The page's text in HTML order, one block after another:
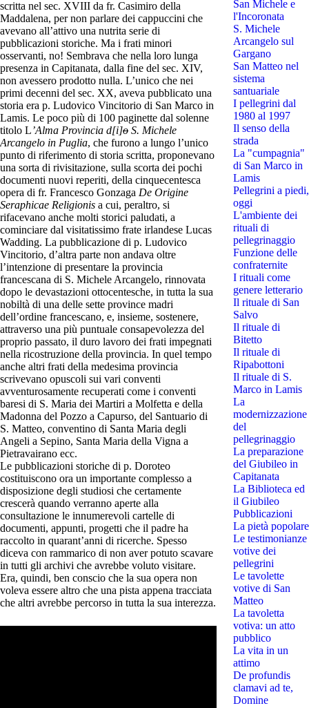
scritta nel sec. XVIII da fr. Casimiro della
Maddalena, per non parlare dei cappuccini che
avevano all’attivo una nutrita serie di
pubblicazioni storiche. Ma i frati minori
osservanti, no! Sembrava che nella loro lunga
presenza in Capitanata, dalla fine del sec. XIV,
non avessero prodotto nulla. L’unico che nei
primi decenni del sec. XX, aveva pubblicato una
storia era p. Ludovico Vincitorio di San Marco in
Lamis. Le poco più di 100 paginette dal solenne
titolo L’Alma Provincia d[i]o S. Michele
Arcangelo in Puglia, che furono a lungo l’unico
punto di riferimento di storia scritta, proponevano
una sorta di rivisitazione, sulla scorta dei pochi
documenti nuovi reperiti, della cinquecentesca
opera di fr. Francesco Gonzaga De Origine
Seraphicae Religionis a cui, peraltro, si
rifacevano anche molti storici paludati, a
cominciare dal visitatissimo frate irlandese Lucas
Wadding. La pubblicazione di p. Ludovico
Vincitorio, d’altra parte non andava oltre
l’intenzione di presentare la provincia
francescana di S. Michele Arcangelo, rinnovata
dopo le devastazioni ottocentesche, in tutta la sua
nobiltà di una delle sette province madri
dell’ordine francescano, e, insieme, sostenere,
attraverso una più puntuale consapevolezza del
proprio passato, il duro lavoro dei frati impegnati
nella ricostruzione della provincia. In quel tempo
anche altri frati della medesima provincia
scrivevano opuscoli sui vari conventi
avventurosamente recuperati come i conventi
baresi di S. Maria dei Martiri a Molfetta e della
Madonna del Pozzo a Capurso, del Santuario di
S. Matteo, conventino di Santa Maria degli
Angeli a Sepino, Santa Maria della Vigna a
Pietravairano ecc.
Le pubblicazioni storiche di p. Doroteo
costituiscono ora un importante complesso a
disposizione degli studiosi che certamente
crescerà quando verranno aperte alla
consultazione le innumerevoli cartelle di
documenti, appunti, progetti che il padre ha
raccolto in quarant’anni di ricerche. Spesso
diceva con rammarico di non aver potuto scavare
in tutti gli archivi che avrebbe voluto visitare.
Era, quindi, ben conscio che la sua opera non
voleva essere altro che una pista appena tracciata
che altri avrebbe percorso in tutta la sua interezza.
San Michele e
l'Incoronata
S. Michele
Arcangelo sul
Gargano
San Matteo nel
sistema
santuariale
I pellegrini dal
1980 al 1997
Il senso della
strada
La "cumpagnia"
di San Marco in
Lamis
Pellegrini a piedi,
oggi
L'ambiente dei
rituali di
pellegrinaggio
Funzione delle
confraternite
I rituali come
genere letterario
Il rituale di San
Salvo
Il rituale di
Bitetto
Il rituale di
Ripabottoni
Il rituale di S.
Marco in Lamis
La
modernizzazione
del
pellegrinaggio
La preparazione
del Giubileo in
Capitanata
La Biblioteca ed
il Giubileo
Pubblicazioni
La pietà popolare
Le testimonianze
votive dei
pellegrini
Le tavolette
votive di San
Matteo
La tavoletta
votiva: un atto
pubblico
La vita in un
attimo
De profundis
clamavi ad te,
Domine